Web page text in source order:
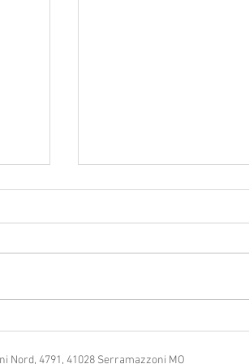
Nord, 4791, 41028 Serramazzoni MO